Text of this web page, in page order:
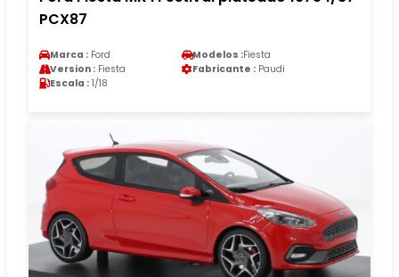
PCX87
Marca : Ford Modelos :Fiesta
Version : Fiesta Fabricante : Paudi
Escala : 1/18